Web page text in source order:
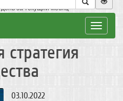
за текущий месяц
Toggle
03.10.2022